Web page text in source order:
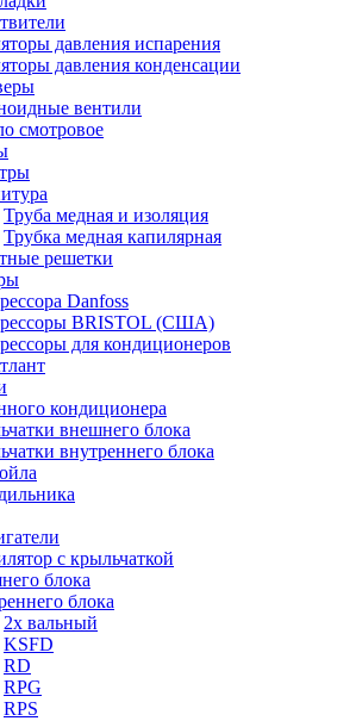
давления испарения
давления конденсации
вентили
смотровое
Труба медная и изоляция
Трубка медная капилярная
решетки
Danfoss
BRISTOL (США)
для кондиционеров
кондиционера
внешнего блока
внутреннего блока
с крыльчаткой
блока
блока
2х вальный
KSFD
RD
RPG
RPS